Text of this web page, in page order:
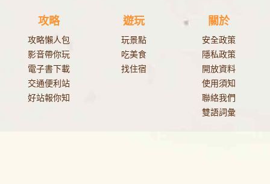
攻略
攻略懶人包
影音帶你玩
電子書下載
交通便利站
好站報你知
遊玩
玩景點
吃美食
找住宿
關於
安全政策
隱私政策
開放資料
使用須知
聯絡我們
雙語詞彙